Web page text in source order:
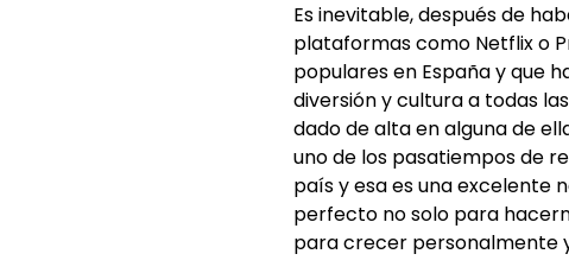
Es inevitable, después de
plataformas como Netflix o
populares en España y que
diversión y cultura a todas
dado de alta en alguna de
uno de los pasatiempos de
país y esa es una excelente
perfecto no solo para
para crecer personalmente